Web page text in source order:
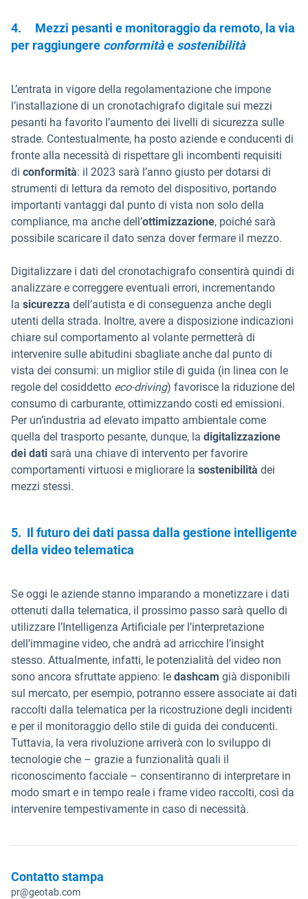
4.
Mezzi pesanti e monitoraggio da remoto, la via
per raggiungere conformitàe sostenibilità
L’entrata in vigore della regolamentazione che impone
l’installazione di un cronotachigrafo digitale sui mezzi
pesanti ha favorito l’aumento dei livelli di sicurezza sulle
strade. Contestualmente, ha posto aziende e conducenti di
fronte alla necessità di rispettare gli incombenti requisiti
di conformità: il 2023 sarà l’anno giusto per dotarsi di
strumenti di lettura da remoto del dispositivo, portando
importanti vantaggi dal punto di vista non solo della
compliance, ma anche dell’ottimizzazione, poiché sarà
possibile scaricare il dato senza dover fermare il mezzo.
Digitalizzare i dati del cronotachigrafo consentirà quindi di
analizzare e correggere eventuali errori, incrementando
la sicurezza dell’autista e di conseguenza anche degli
utenti della strada. Inoltre, avere a disposizione indicazioni
chiare sul comportamento al volante permetterà di
intervenire sulle abitudini sbagliate anche dal punto di
vista dei consumi: un miglior stile di guida (in linea con le
regole del cosiddetto eco-driving) favorisce la riduzione del
consumo di carburante, ottimizzando costi ed emissioni.
Per un’industria ad elevato impatto ambientale come
quella del trasporto pesante, dunque, la digitalizzazione
dei dati sarà una chiave di intervento per favorire
comportamenti virtuosi e migliorare la sostenibilità dei
mezzi stessi.
5. Il futuro dei dati passa dalla gestione intelligente
della video telematica
Se oggi le aziende stanno imparando a monetizzare i dati
ottenuti dalla telematica, il prossimo passo sarà quello di
utilizzare l’Intelligenza Artificiale per l’interpretazione
dell’immagine video, che andrà ad arricchire l’insight
stesso. Attualmente, infatti, le potenzialità del video non
sono ancora sfruttate appieno: le dashcam già disponibili
sul mercato, per esempio, potranno essere associate ai dati
raccolti dalla telematica per la ricostruzione degli incidenti
e per il monitoraggio dello stile di guida dei conducenti.
Tuttavia, la vera rivoluzione arriverà con lo sviluppo di
tecnologie che – grazie a funzionalità quali il
riconoscimento facciale – consentiranno di interpretare in
modo smart e in tempo reale i frame video raccolti, così da
intervenire tempestivamente in caso di necessità.
Contatto stampa
pr@geotab.com